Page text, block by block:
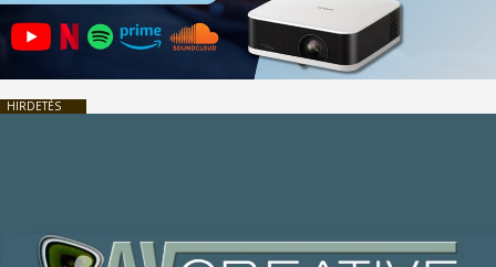
HIRDETÉS